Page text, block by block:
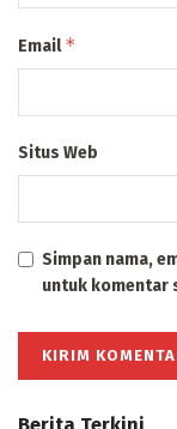
Email*
Situs Web
Simpan nama,
untuk komentar
Berita Terkini